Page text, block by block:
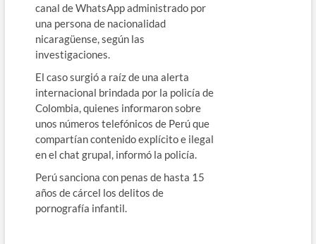
canal de WhatsApp administrado por
una persona de nacionalidad
nicaragüense, según las
investigaciones.
El caso surgió a raíz de una alerta
internacional brindada por la policía de
Colombia, quienes informaron sobre
unos números telefónicos de Perú que
compartían contenido explícito e ilegal
en el chat grupal, informó la policía.
Perú sanciona con penas de hasta 15
años de cárcel los delitos de
pornografía infantil.